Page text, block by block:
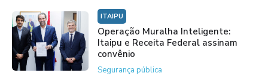
ITAIPU
Operação Muralha Inteligente:
Itaipu e Receita Federal assinam
convênio
Segurança pública